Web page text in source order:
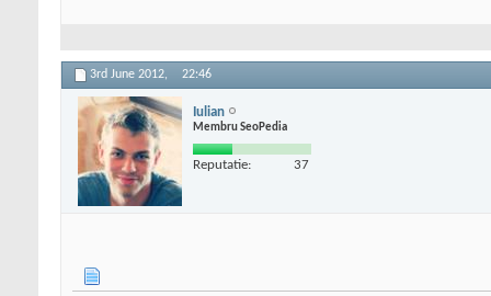
3rd June 2012, 22:46
Iulian
Membru SeoPedia
Reputatie: 37